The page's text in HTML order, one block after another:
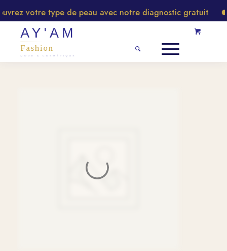
votre type de peau avec notre diagnostic gratuit